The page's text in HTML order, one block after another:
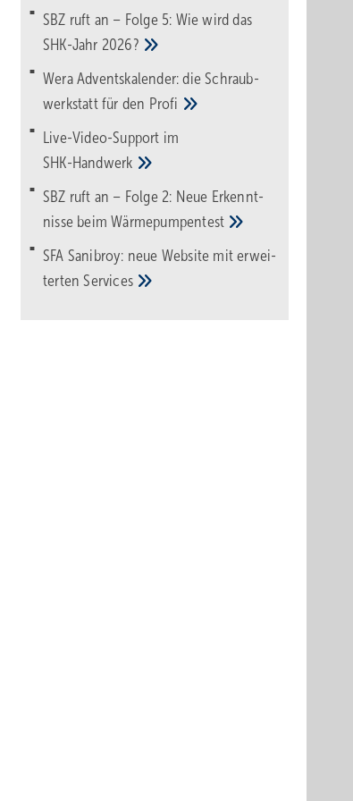
SBZ ruft an – Folge 5: Wie wird das
SHK-Jahr 2026?
Wera Adventskalender: die Schraub­
werk­statt für den Pro­fi
Live-Video-Support im
SHK-Handwerk
SBZ ruft an – Folge 2: Neue Erkennt­
nisse beimWärme­pumpen­test
SFA Sanibroy: neue Web­site mit erwei­
tertenServices